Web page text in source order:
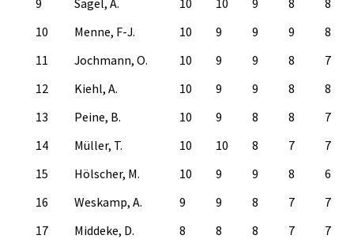
9
Sagel, A. 10 10 9 8
8
10
Menne, F-J. 10 9 9 9
8
11
Jochmann, O. 10 9 9 8
7
12
Kiehl, A. 10 9 9 8
8
13
Peine, B. 10 9 8 8
7
14
Müller, T. 10 10 8 7
7
15
Hölscher, M. 10 9 9 8
6
16
Weskamp, A. 9 9 8 7
7
17
Middeke, D. 8 8 8 7 7